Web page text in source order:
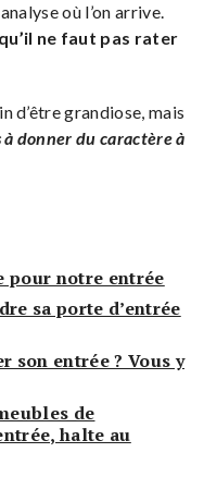
où l’on arrive.
qu’il ne faut pas rater
d’être grandiose, mais
à donner du caractère à
pour notre entrée
sa porte d’entrée
son entrée ? Vous y
de
halte au